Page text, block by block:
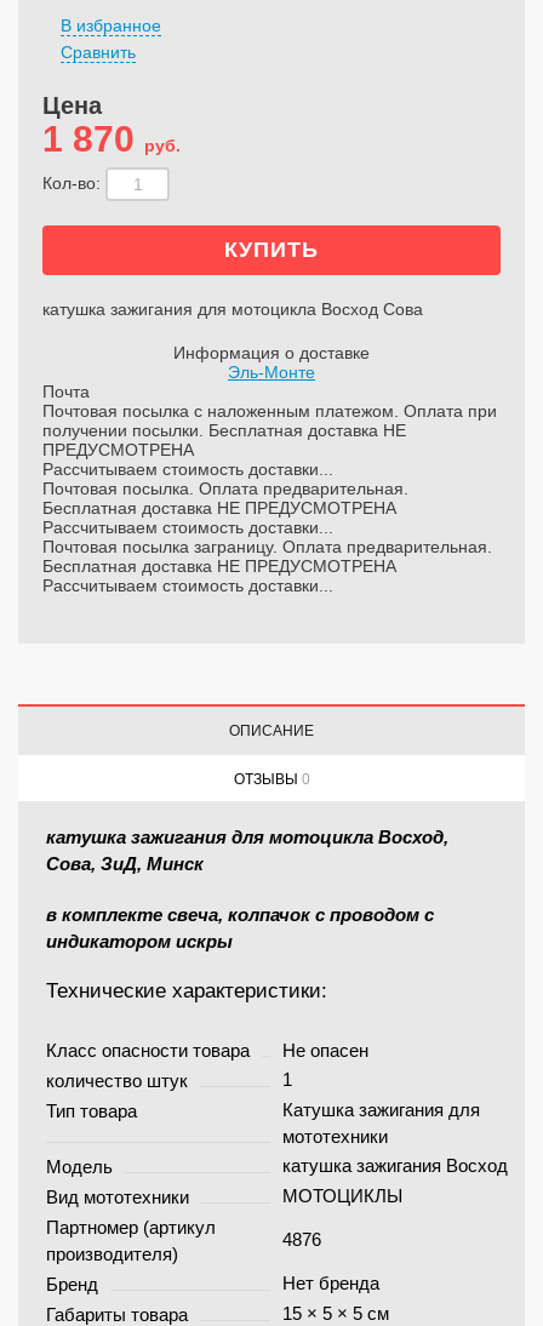
В избранное
Сравнить
Цена
1 870
руб.
Кол-во:
катушка зажигания для мотоцикла Восход Сова
Информация о доставке
Эль-Монте
Почта
Почтовая посылка с наложенным платежом. Оплата при
получении посылки. Бесплатная доставка НЕ
ПРЕДУСМОТРЕНА
Рассчитываем стоимость доставки...
Почтовая посылка. Оплата предварительная.
Бесплатная доставка НЕ ПРЕДУСМОТРЕНА
Рассчитываем стоимость доставки...
Почтовая посылка заграницу. Оплата предварительная.
Бесплатная доставка НЕ ПРЕДУСМОТРЕНА
Рассчитываем стоимость доставки...
ОПИСАНИЕ
ОТЗЫВЫ 0
катушка зажигания для мотоцикла Восход,
Сова, ЗиД, Минск
в комплекте свеча, колпачок с проводом с
индикатором искры
Технические характеристики:
Класс опасности товара
Не опасен
количество штук
1
Тип товара
Катушка зажигания для
мототехники
Модель
катушка зажигания Восход
Вид мототехники
МОТОЦИКЛЫ
Партномер (артикул
производителя)
4876
Бренд
Нет бренда
Габариты товара
15 × 5 × 5 см